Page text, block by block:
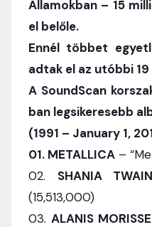
Államokban – 15
el belőle.
Ennél többet
adtak el az utóbbi
A SoundScan
ban legsikeresebb
(1991 – January 1,
01. METALLICA –
02. SHANIA TWAIN
(15,513,000)
03. ALANIS